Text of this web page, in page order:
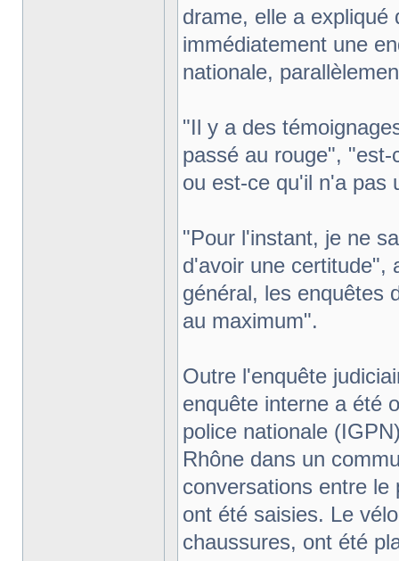
drame, elle a
immédiatement une
nationale,
"Il y a des
passé au rouge",
ou est-ce qu'il n'a pas
"Pour l'instant, je ne
d'avoir une certitude",
général, les enquêtes
au maximum".
Outre l'enquête
enquête interne a été
police nationale
Rhône dans un
conversations entre le
ont été saisies. Le
chaussures, ont été